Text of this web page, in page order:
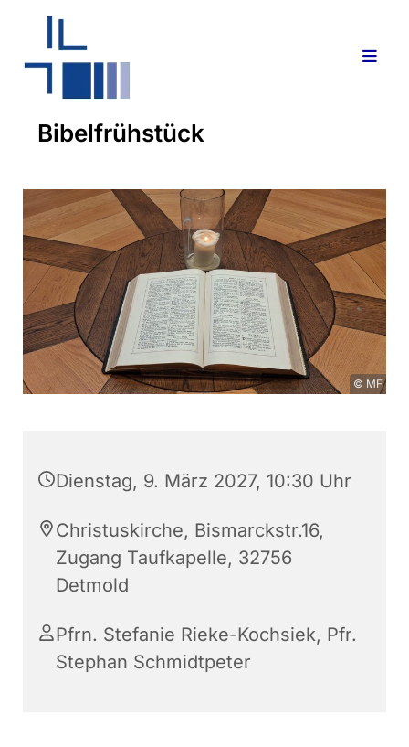
Bibelfrühstück
© MF
Dienstag, 9. März 2027, 10:30 Uhr
Christuskirche, Bismarckstr.16,
Zugang Taufkapelle, 32756
Detmold
Pfrn. Stefanie Rieke-Kochsiek, Pfr.
Stephan Schmidtpeter